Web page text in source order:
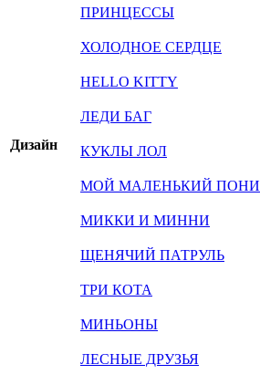
ПРИНЦЕССЫ
ХОЛОДНОЕ СЕРДЦЕ
HELLO KITTY
ЛЕДИ БАГ
КУКЛЫ ЛОЛ
МОЙ МАЛЕНЬКИЙ ПОНИ
МИККИ И МИННИ
ЩЕНЯЧИЙ ПАТРУЛЬ
ТРИ КОТА
МИНЬОНЫ
ЛЕСНЫЕ ДРУЗЬЯ
Дизайн